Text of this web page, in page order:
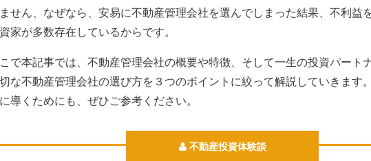
せん、なぜなら、安易に不動産管理会社を選んでしまった結果、不利益
家が多数存在しているからです。
で本記事では、不動産管理会社の概要や特徴、そして一生の投資パート
な不動産管理会社の選び方を３つのポイントに絞って解説していきます
導くためにも、ぜひご参考ください。
不動産投資体験談